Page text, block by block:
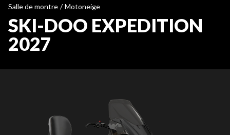
Salle de montre / Motoneige
SKI-DOO EXPEDITION
2027